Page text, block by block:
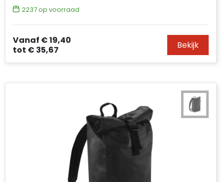
2237op voorraad
Vanaf € 19,40
tot € 35,67 Bekijk